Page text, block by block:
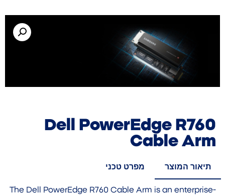
Dell PowerEdge R760
Cable Arm
תיאור המוצר מפרט טכני
The Dell PowerEdge R760 Cable Arm is an enterprise-